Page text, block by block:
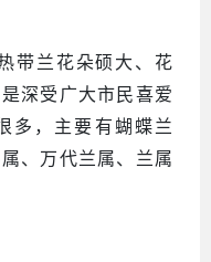
带兰花朵硕大、花
深受广大市民喜爱
多，主要有蝴蝶兰
、万代兰属、兰属